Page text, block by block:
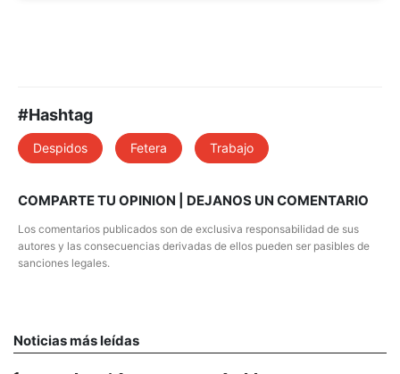
#Hashtag
Despidos Fetera Trabajo
COMPARTE TU OPINION | DEJANOS UN COMENTARIO
Los comentarios publicados son de exclusiva responsabilidad de sus
autores y las consecuencias derivadas de ellos pueden ser pasibles de
sanciones legales.
Noticias más leídas